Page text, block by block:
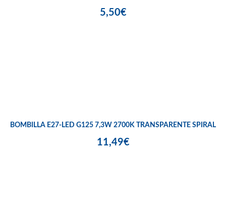
5,50€
BOMBILLA E27-LED G125 7,3W 2700K TRANSPARENTE SPIRAL
11,49€